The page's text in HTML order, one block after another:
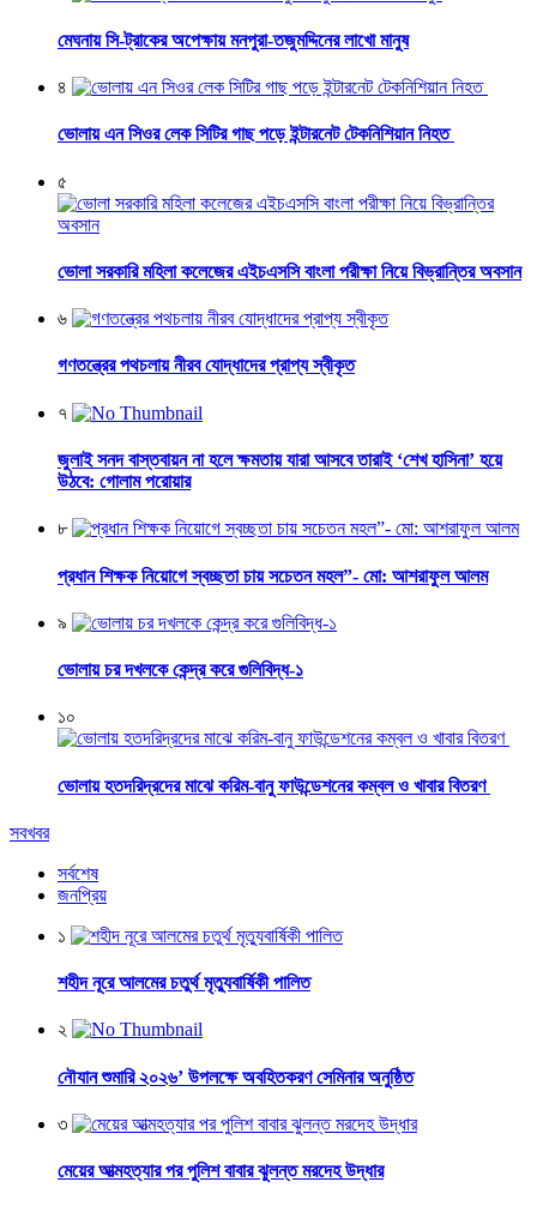
মেঘনায় সি-ট্রাকের অপেক্ষায় মনপুরা-তজুমদ্দিনের লাখো মানুষ
৪
ভোলায় এন সিওর লেক সিটির গাছ পড়ে ইন্টারনেট টেকনিশিয়ান নিহত
৫
ভোলা সরকারি মহিলা কলেজের এইচএসসি বাংলা পরীক্ষা নিয়ে বিভ্রান্তির অবসান
৬
গণতন্ত্রের পথচলায় নীরব যোদ্ধাদের প্রাপ্য স্বীকৃত
৭
জুলাই সনদ বাস্তবায়ন না হলে ক্ষমতায় যারা আসবে তারাই ‘শেখ হাসিনা’ হয়ে
উঠবে: গোলাম পরোয়ার
৮
প্রধান শিক্ষক নিয়োগে স্বচ্ছতা চায় সচেতন মহল”- মো: আশরাফুল আলম
৯
ভোলায় চর দখলকে কেন্দ্র করে গুলিবিদ্ধ-১
১০
ভোলায় হতদরিদ্রদের মাঝে করিম-বানু ফাউন্ডেশনের কম্বল ও খাবার বিতরণ
সবখবর
সর্বশেষ
জনপ্রিয়
১
শহীদ নূরে আলমের চতুর্থ মৃত্যুবার্ষিকী পালিত
২
নৌযান শুমারি ২০২৬’ উপলক্ষে অবহিতকরণ সেমিনার অনুষ্ঠিত
৩
মেয়ের আত্মহত্যার পর পুলিশ বাবার ঝুলন্ত মরদেহ উদ্ধার